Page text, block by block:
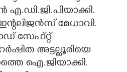
മേധാവി.
സേഫ്റ്റ്
അട്ടല്ലൂരിയെ
ഐ.ജിയാക്കി.